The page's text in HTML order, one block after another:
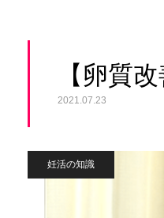
【卵質
2021.07.23
妊活の知識